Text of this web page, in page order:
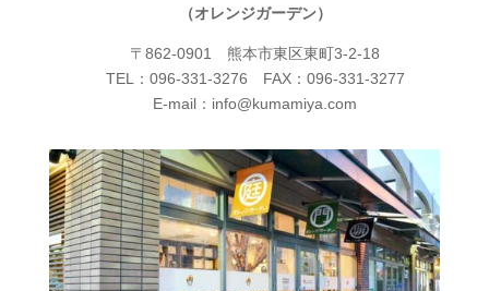
（オレンジガーデン）
〒862-0901 熊本市東区東町3-2-18
TEL：096-331-3276 FAX：096-331-3277
E-mail：info@kumamiya.com